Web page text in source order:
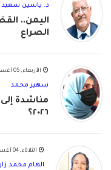
د. ياسين سعيد
اليمن..
الصراع
الأربعاء, 05 أغسطس 2026
سهير محمد
مناشدة
٢٠٢٦؟
الثلاثاء, 04 أغسطس 2026
الهام محمد